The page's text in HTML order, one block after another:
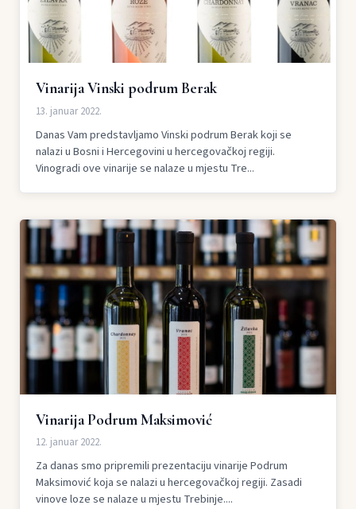
Vinarija Vinski podrum Berak
13. januar 2022.
Danas Vam predstavljamo Vinski podrum Berak koji se
nalazi u Bosni i Hercegovini u hercegovačkoj regiji.
Vinogradi ove vinarije se nalaze u mjestu Tre...
Vinarija Podrum Maksimović
12. januar 2022.
Za danas smo pripremili prezentaciju vinarije Podrum
Maksimović koja se nalazi u hercegovačkoj regiji. Zasadi
vinove loze se nalaze u mjestu Trebinje....